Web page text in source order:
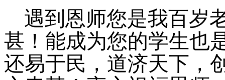
遇到恩师您是我百岁
甚！能成为您的学生也
还易于民，道济天下，